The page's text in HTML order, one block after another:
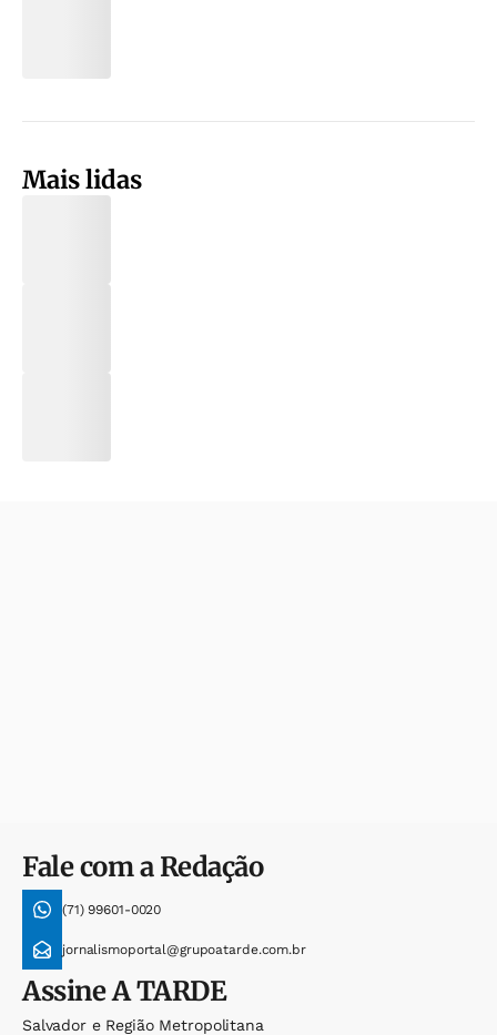
Mais lidas
Fale com a Redação
(71) 99601-0020
jornalismoportal@grupoatarde.com.br
AssineA TARDE
Salvador e Região Metropolitana